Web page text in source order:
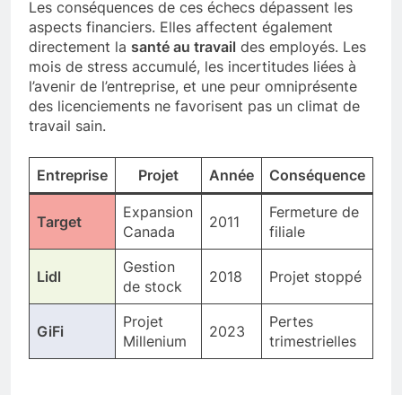
Les conséquences de ces échecs dépassent les
aspects financiers. Elles affectent également
directement la santé au travail des employés. Les
mois de stress accumulé, les incertitudes liées à
l’avenir de l’entreprise, et une peur omniprésente
des licenciements ne favorisent pas un climat de
travail sain.
Entreprise Projet Année Conséquence
Target
Expansion
Canada
2011
Fermeture de
filiale
Lidl
Gestion
de stock
2018 Projet stoppé
GiFi
Projet
Millenium
2023
Pertes
trimestrielles